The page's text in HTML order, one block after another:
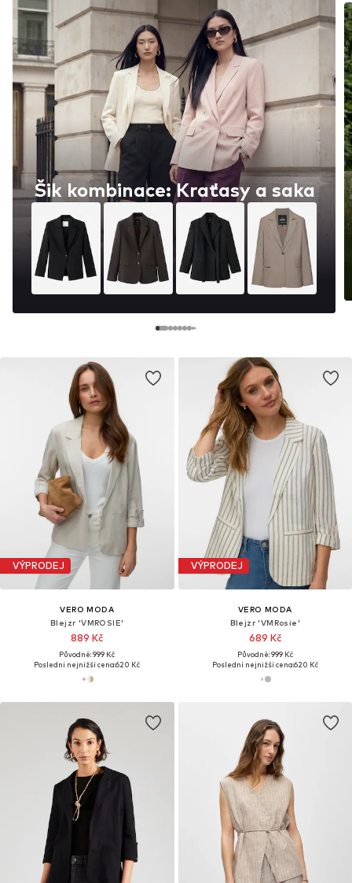
Šik kombinace: Kraťasy a saka
VÝPRODEJ
VERO MODA
Blejzr 'VMROSIE'
889 Kč
Původně: 999 Kč
Poslední nejnižší cena:620 Kč
VÝPRODEJ
VERO MODA
Blejzr 'VMRosie'
689 Kč
Původně: 999 Kč
Poslední nejnižší cena:620 Kč